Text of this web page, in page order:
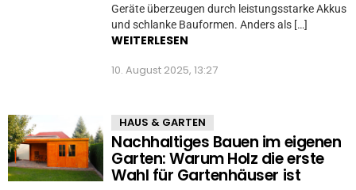
Geräte überzeugen durch leistungsstarke Akkus
und schlanke Bauformen. Anders als […]
WEITERLESEN
10. August 2025, 13:27
HAUS & GARTEN
Nachhaltiges Bauen im eigenen
Garten: Warum Holz die erste
Wahl für Gartenhäuser ist